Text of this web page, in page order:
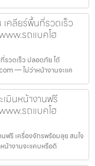
คลียร์พื้นที่รวดเร็ว
รถแบคโฮ
รวดเร็ว ปลอดภัย ได้
— ไม่ว่าหน้างานจะแค
มินหน้างานฟรี
รถแบคโฮ
ฟรี เครื่องจักรพร้อมลุย สนใจ
น้างานจะแคบหรือดิ